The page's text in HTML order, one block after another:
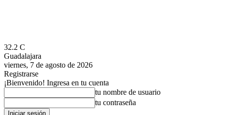
32.2 C
Guadalajara
viernes, 7 de agosto de 2026
Registrarse
¡Bienvenido! Ingresa en tu cuenta
tu nombre de usuario
tu contraseña